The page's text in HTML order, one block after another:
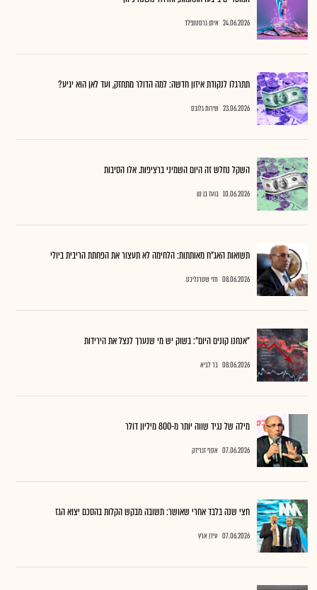
24.06.2026 איתן גרסטנפלד
תתרגלו לנקודת איזון חדשה: למה הדולר מתחזק, ועד לאן הוא יגיע?
23.06.2026 שירות גלובס
השקל נחלש זה היום השמיני ברציפות. אלו הסיבות
10.06.2026 בועז בן נון
תשואות האג"ח מאותתות: הלחימה לא תעצור את הפחתת הריבית ביולי
08.06.2026 חזי שטרנליכט
"אנחנו קונים היום": בשוק יש מי שנערך לנצל את הירידות
08.06.2026 בר לביא
מילה של נגיד שווה יותר מ-800 מיליון דולר
07.06.2026 אסף זגריזק
חצי שנה בלבד אחרי שאושר: תשובה מבקש הקלות בהסכם יצוא הגז
07.06.2026 עידן ארץ